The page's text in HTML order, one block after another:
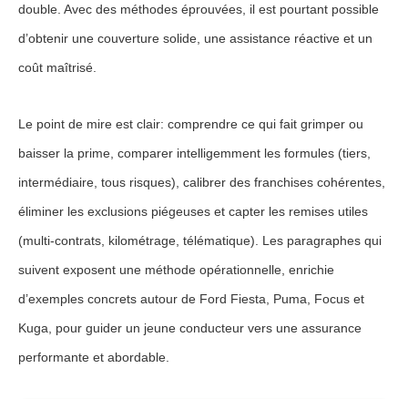
double. Avec des méthodes éprouvées, il est pourtant possible
d’obtenir une couverture solide, une assistance réactive et un
coût maîtrisé.
Le point de mire est clair: comprendre ce qui fait grimper ou
baisser la prime, comparer intelligemment les formules (tiers,
intermédiaire, tous risques), calibrer des franchises cohérentes,
éliminer les exclusions piégeuses et capter les remises utiles
(multi-contrats, kilométrage, télématique). Les paragraphes qui
suivent exposent une méthode opérationnelle, enrichie
d’exemples concrets autour de Ford Fiesta, Puma, Focus et
Kuga, pour guider un jeune conducteur vers une assurance
performante et abordable.